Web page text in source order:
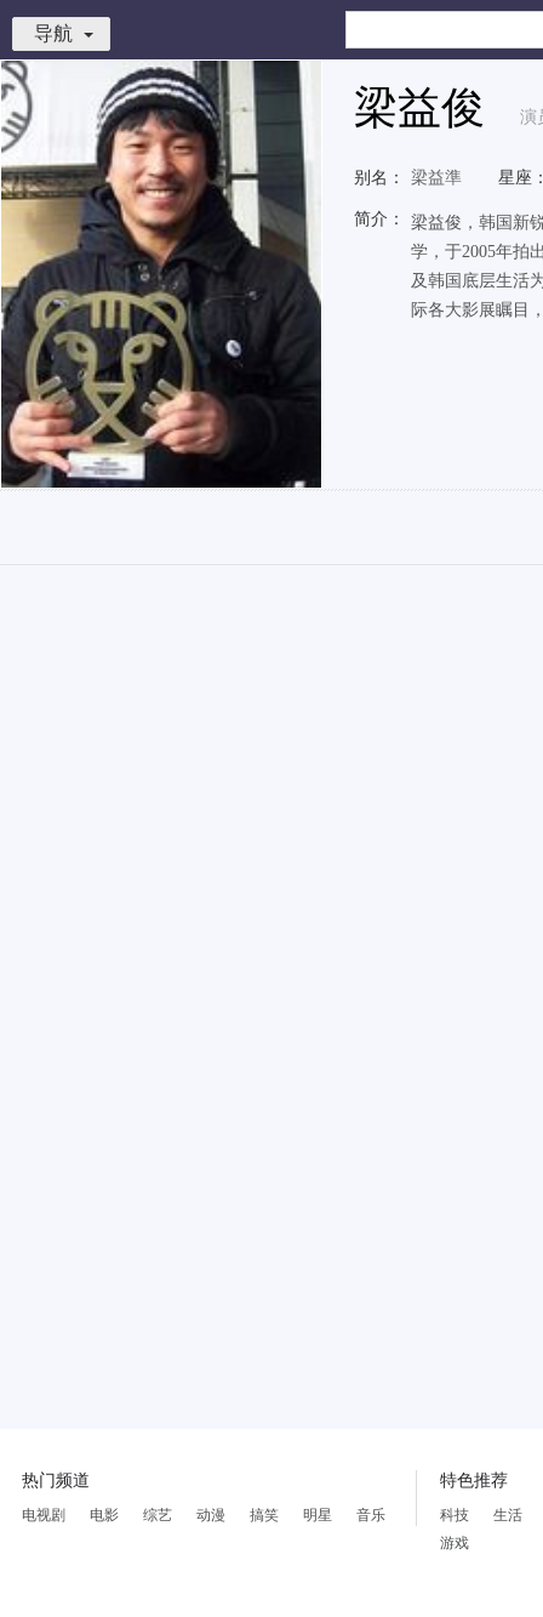
导航
梁益俊 演
别名： 梁益準 星座
简介：
梁益俊，韩国新
学，于2005年拍
及韩国底层生活
际各大影展瞩目
热门频道
电视剧 电影 综艺 动漫 搞笑 明星 音乐
特色推荐
科技
生活
游戏